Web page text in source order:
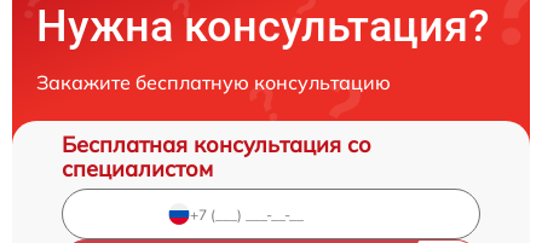
Нужна консультация?
Закажите бесплатную консультацию
Бесплатная консультация со
специалистом